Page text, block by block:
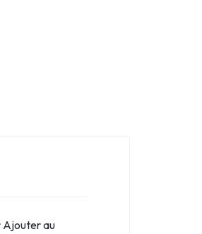
Ajouter au